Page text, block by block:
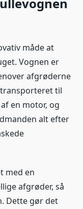
måde at
Vognen er
afgrøderne
til
en motor, og
alt efter
med en
afgrøder, så
Dette gør det